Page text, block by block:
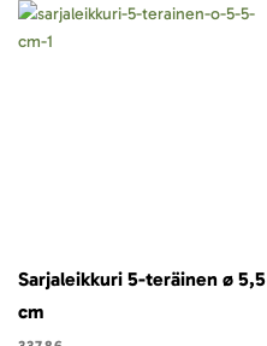
Sarjaleikkuri 5-teräinen ø 5,5
cm